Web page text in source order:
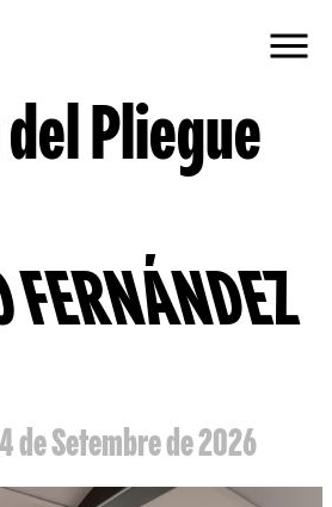
Pliegue
FERNÁNDEZ
de Setembre de 2026